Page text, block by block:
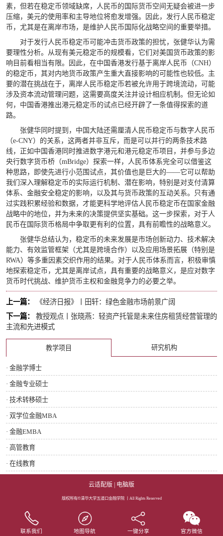
素，但若在稳定币领域缺席，人民币的国际货币空间无疑会被进一步
压缩，美元的使用率和主导地位将愈发增强。因此，发行人民币稳定
币，尤其是在离岸市场，是维护人民币国际化战略空间的重要举措。
对于发行人民币稳定币可能冲击货币政策的担忧，张健华认为需
要理性分析。从现有美元稳定币的规模看，它们对美国货币政策的影
响目前看相当有限。因此，在中国香港发行基于离岸人民币（CNH）
的稳定币，其对内地货币政策产生重大直接影响的可能性也较低。主
要的潜在挑战在于，离岸人民币稳定币若被允许用于跨境流动，可能
涉及资本流动管理问题，这需要高度关注并设计相应机制。但无论如
何，中国香港推出港元稳定币的试点已经开辟了一条值得探索的道
路。
张健华同时提到，中国大陆还需厘清人民币稳定币与数字人民币
（e-CNY）的关系，这两者并非互斥，而是可以并行的两条技术路
线，正如中国香港同时推进数字港元和港元稳定币项目，并参与多边
央行数字货币桥（mBridge）探索一样，人民币体系完全可以借鉴这
种思路，即使先进行小范围试点，其价值也是巨大的——它可以帮助
我们深入理解稳定币的实际运行机制、潜在影响，特别是对支付清算
体系、金融安全稳定的影响，以及其与货币政策的互动关系。只有通
过实践积累经验和数据，才能更科学地评估人民币稳定币在国家金融
战略中的地位，并为未来的决策提供坚实基础。这一步探索，对于人
民币在国际货币格局中争取更有利的位置，具有前瞻性的战略意义。
张健华总结认为，稳定币的未来发展是市场创新动力、技术解决
能力、有效监管框架（尤其是跨境合作）以及应用场景拓展（特别是
RWA）等多重因素交织作用的结果。对于人民币体系而言，积极审慎
地探索稳定币，尤其是离岸试点，具有重要的战略意义，是应对数字
货币时代挑战、维护货币主权和金融竞争力的必要之举。
上一篇：
《经济日报》丨田轩：绿色金融市场前景广阔
下一篇：
教授观点丨张晓燕：轻资产托管是未来住房租赁经营管理的
主流和先进模式
教学项目 研究机构
· 金融学博士
· 金融专业硕士
· 技术转移硕士
· 双学位金融MBA
· 金融EMBA
· 高管教育
· 在线教育
云适配版 | 电脑版
版权所有©清华大学五道口金融学院 丨All Rights Reserved
联系我们 地图导航 一键分享 官方微信